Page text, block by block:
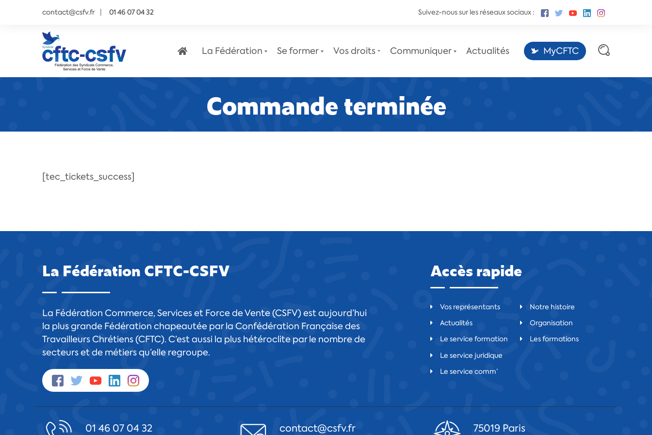
contact@csfv.fr 01 46 07 04 32 Suivez-nous sur les réseaux sociaux :
La Fédération Se former Vos droits
Le service juridique
Les sites des conventions
Communiquer Actualités MyCFTC
Commande terminée
[tec_tickets_success]
La Fédération CFTC-CSFV
La Fédération Commerce, Services et Force de Vente (CSFV) est aujourd’hui
la plus grande Fédération chapeautée par la Confédération Française des
Travailleurs Chrétiens (CFTC). C’est aussi la plus hétéroclite par le nombre de
secteurs et de métiers qu’elle regroupe.
Accès rapide
Vos représentants
Actualités
Le service formation
Le service juridique
Le service comm’
Notre histoire
Organisation
Les formations
01 46 07 04 32 contact@csfv.fr 75019 Paris